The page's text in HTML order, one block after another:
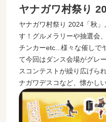
ヤナガワ村祭り
ヤナガワ村祭り 2024「秋
す！グルメラリーや抽選会
チンカーetc...様々な催しで
て今回はダンス会場がグレ
スコンテストが繰り広げら
ナガワデスコなど、懐かし